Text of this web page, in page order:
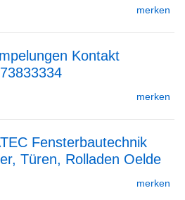
merken
Kontakt
merken
Fensterbautechnik
Türen, Rolladen Oelde
merken